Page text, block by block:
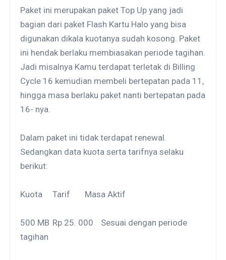
Paket ini merupakan paket Top Up yang jadi
bagian dari paket Flash Kartu Halo yang bisa
digunakan dikala kuotanya sudah kosong. Paket
ini hendak berlaku membiasakan periode tagihan.
Jadi misalnya Kamu terdapat terletak di Billing
Cycle 16 kemudian membeli bertepatan pada 11,
hingga masa berlaku paket nanti bertepatan pada
16- nya.
Dalam paket ini tidak terdapat renewal.
Sedangkan data kuota serta tarifnya selaku
berikut:
Kuota Tarif Masa Aktif
500 MB Rp 25. 000
Sesuai dengan periode
tagihan